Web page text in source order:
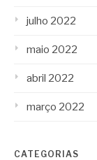
julho 2022
maio 2022
abril 2022
março 2022
CATEGORIAS